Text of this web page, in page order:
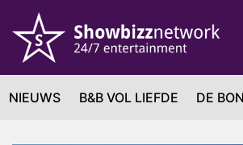
NIEUWS B&B VOL LIEFDE DE